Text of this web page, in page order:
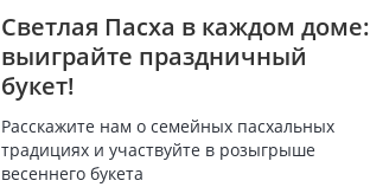
Светлая Пасха в каждом доме:
выиграйте праздничный
букет!
Расскажите нам о семейных пасхальных
традициях и участвуйте в розыгрыше
весеннего букета